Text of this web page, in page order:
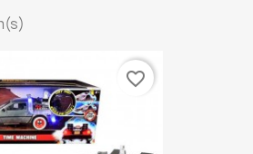
favorite_border